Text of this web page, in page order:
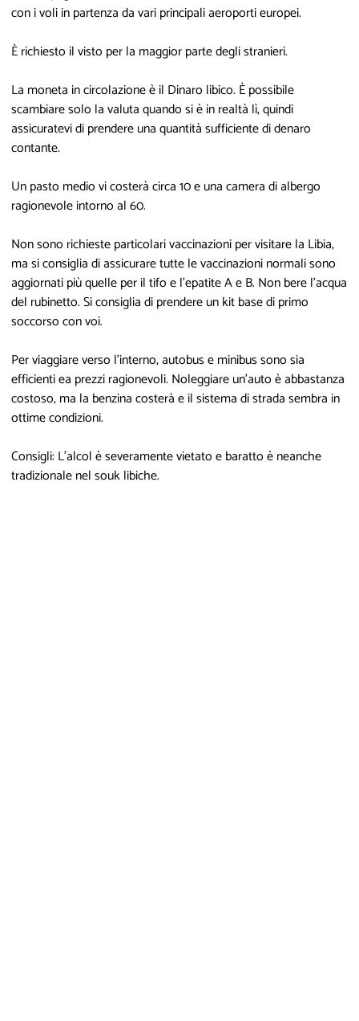
con i voli in partenza da vari principali aeroporti europei.
È richiesto il visto per la maggior parte degli stranieri.
La moneta in circolazione è il Dinaro libico. È possibile
scambiare solo la valuta quando si è in realtà lì, quindi
assicuratevi di prendere una quantità sufficiente di denaro
contante.
Un pasto medio vi costerà circa 10 e una camera di albergo
ragionevole intorno al 60.
Non sono richieste particolari vaccinazioni per visitare la Libia,
ma si consiglia di assicurare tutte le vaccinazioni normali sono
aggiornati più quelle per il tifo e l'epatite A e B. Non bere l'acqua
del rubinetto. Si consiglia di prendere un kit base di primo
soccorso con voi.
Per viaggiare verso l'interno, autobus e minibus sono sia
efficienti ea prezzi ragionevoli. Noleggiare un'auto è abbastanza
costoso, ma la benzina costerà e il sistema di strada sembra in
ottime condizioni.
Consigli: L'alcol è severamente vietato e baratto è neanche
tradizionale nel souk libiche.